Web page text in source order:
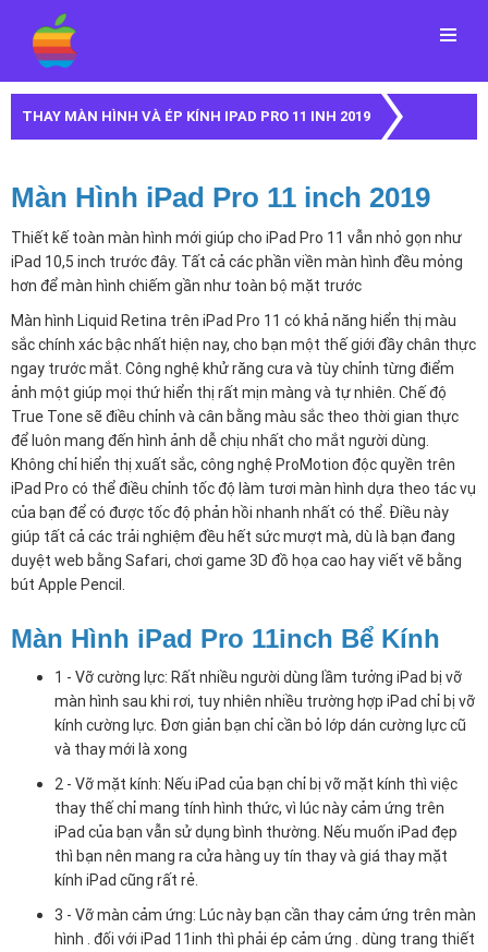
Menu
THAY MÀN HÌNH VÀ ÉP KÍNH IPAD PRO 11 INH 2019
Màn Hình iPad Pro 11 inch 2019
Thiết kế toàn màn hình mới giúp cho iPad Pro 11 vẫn nhỏ gọn như
iPad 10,5 inch trước đây. Tất cả các phần viền màn hình đều mỏng
hơn để màn hình chiếm gần như toàn bộ mặt trước
Màn hình Liquid Retina trên iPad Pro 11 có khả năng hiển thị màu
sắc chính xác bậc nhất hiện nay, cho bạn một thế giới đầy chân thực
ngay trước mắt. Công nghệ khử răng cưa và tùy chỉnh từng điểm
ảnh một giúp mọi thứ hiển thị rất mịn màng và tự nhiên. Chế độ
True Tone sẽ điều chỉnh và cân bằng màu sắc theo thời gian thực
để luôn mang đến hình ảnh dễ chịu nhất cho mắt người dùng.
Không chỉ hiển thị xuất sắc, công nghệ ProMotion độc quyền trên
iPad Pro có thể điều chỉnh tốc độ làm tươi màn hình dựa theo tác vụ
của bạn để có được tốc độ phản hồi nhanh nhất có thể. Điều này
giúp tất cả các trải nghiệm đều hết sức mượt mà, dù là bạn đang
duyệt web bằng Safari, chơi game 3D đồ họa cao hay viết vẽ bằng
bút Apple Pencil.
Màn Hình iPad Pro 11inch Bể Kính
1 - Vỡ cường lực: Rất nhiều người dùng lầm tưởng iPad bị vỡ
màn hình sau khi rơi, tuy nhiên nhiều trường hợp iPad chỉ bị vỡ
kính cường lực. Đơn giản bạn chỉ cần bỏ lớp dán cường lực cũ
và thay mới là xong
2 - Vỡ mặt kính: Nếu iPad của bạn chỉ bị vỡ mặt kính thì việc
thay thế chỉ mang tính hình thức, vì lúc này cảm ứng trên
iPad của bạn vẫn sử dụng bình thường. Nếu muốn iPad đẹp
thì bạn nên mang ra cửa hàng uy tín thay và giá thay mặt
kính iPad cũng rất rẻ.
3 - Vỡ màn cảm ứng: Lúc này bạn cần thay cảm ứng trên màn
hình . đối với iPad 11inh thì phải ép cảm ứng . dùng trang thiết